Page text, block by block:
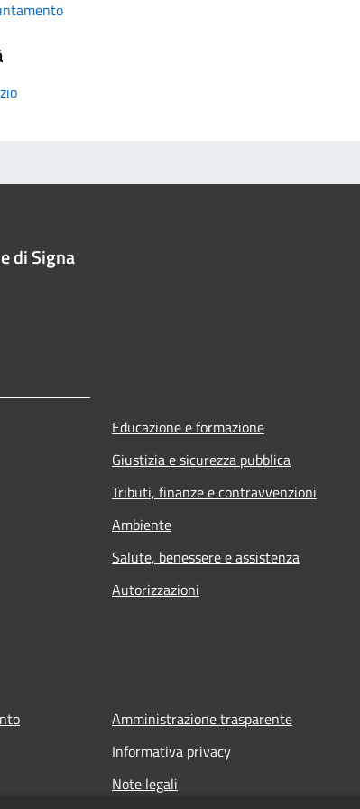
di Signa
Educazione e formazione
Giustizia e sicurezza pubblica
Tributi, finanze e contravvenzioni
Ambiente
Salute, benessere e assistenza
Autorizzazioni
Amministrazione trasparente
Informativa privacy
Note legali